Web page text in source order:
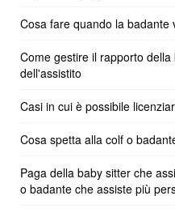
Cosa fare quando la badante
Come gestire il rapporto
dell'assistito
Casi in cui è possibile
Cosa spetta alla colf o
Paga della baby sitter che
o badante che assiste più